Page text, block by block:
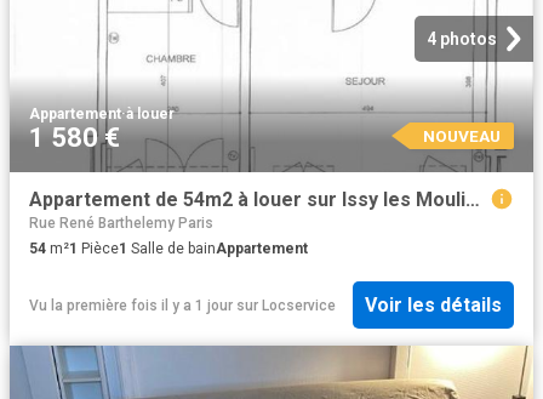
4 photos
Appartement·à louer
1 580 € NOUVEAU
Appartement de 54m2 à louer sur Issy les Moulineaux
Rue René Barthelemy Paris
54 m²1 Pièce1 Salle de bainAppartement
Vu la première fois il y a 1 jour sur Locservice Voir les détails